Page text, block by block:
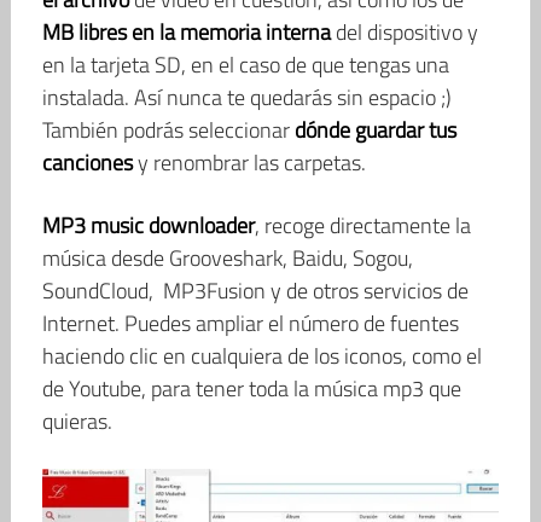
MB libres en la memoria internadel dispositivo y
en la tarjeta SD, en el caso de que tengas una
instalada. Así nunca te quedarás sin espacio ;)
También podrás seleccionardónde guardar tus
cancionesy renombrar las carpetas.
MP3 music downloader, recoge directamente la
música desde Grooveshark, Baidu, Sogou,
SoundCloud, MP3Fusion y de otros servicios de
Internet. Puedes ampliar el número de fuentes
haciendo clic en cualquiera de los iconos, como el
de Youtube, para tener toda la música mp3 que
quieras.